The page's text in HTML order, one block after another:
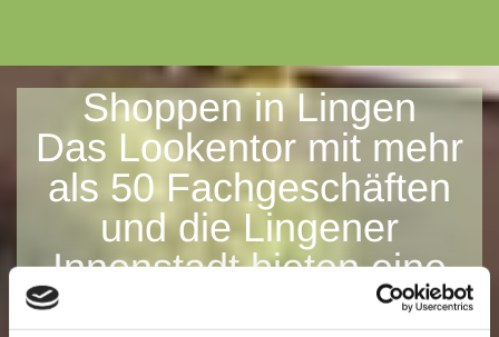
Shoppen in Lingen
Das Lookentor mit mehr
als 50 Fachgeschäften
und die Lingener
Innenstadt bieten eine
große Auswahl für ihr